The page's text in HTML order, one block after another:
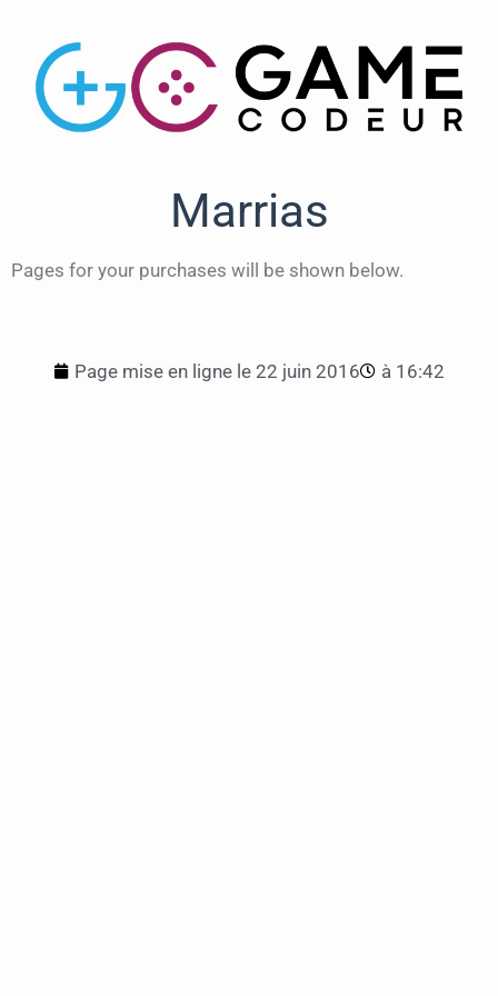
Marrias
Pages for your purchases will be shown below.
Page mise en ligne le 22 juin 2016 à 16:42